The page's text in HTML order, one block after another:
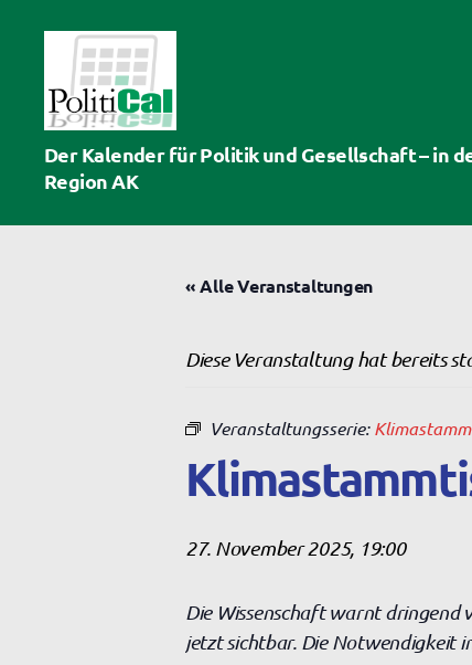
PolitiCal-
AK
Der Kalender für Politik und Gesellschaft – in
Region AK
« Alle Veranstaltungen
Diese Veranstaltung hat bereits
Veranstaltungsserie:
27. November 2025, 19:00
Die Wissenschaft warnt dringend
jetzt sichtbar. Die Notwendigkeit